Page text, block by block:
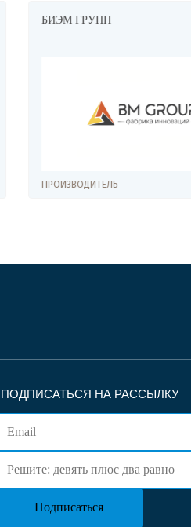
БИЭМ ГРУПП
ПРОИЗВОДИТЕЛЬ
ПОДПИСАТЬСЯ НА РАССЫЛКУ